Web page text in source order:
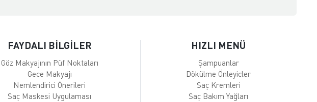
FAYDALI BİLGİLER
Göz Makyajının Püf Noktaları
Gece Makyajı
Nemlendirici Önerileri
Saç Maskesi Uygulaması
HIZLI MENÜ
Şampuanlar
Dökülme Önleyicler
Saç Kremleri
Saç Bakım Yağları